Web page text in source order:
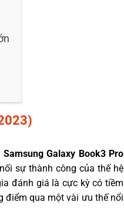
Samsung Galaxy Book3 Pro
sự thành công của thế hệ
đánh giá là cực kỳ có tiềm
điểm qua một vài ưu thế nổi